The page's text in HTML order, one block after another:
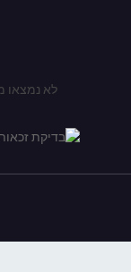
לא נמצאו